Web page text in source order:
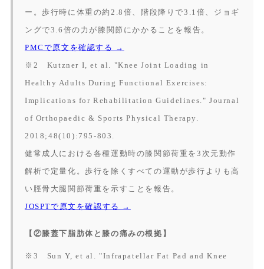
ー。歩行時に体重の約2.8倍、階段降りで3.1倍、ジョギ
ングで3.6倍の力が膝関節にかかることを報告。
PMCで原文を確認する →
※2 Kutzner I, et al. "Knee Joint Loading in
Healthy Adults During Functional Exercises:
Implications for Rehabilitation Guidelines." Journal
of Orthopaedic & Sports Physical Therapy.
2018;48(10):795-803.
健常成人における各種運動時の膝関節荷重を3次元動作
解析で定量化。歩行を除くすべての運動が歩行よりも高
い脛骨大腿関節荷重を示すことを報告。
JOSPTで原文を確認する →
【②膝蓋下脂肪体と膝の痛みの根拠】
※3 Sun Y, et al. "Infrapatellar Fat Pad and Knee